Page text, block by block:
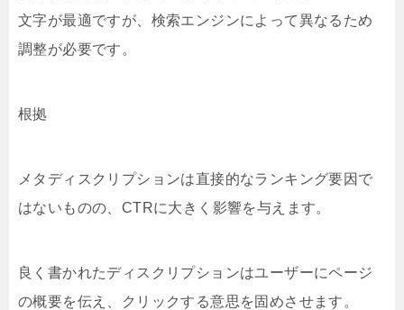
文字が最適ですが、検索エンジンによって異なるため
調整が必要です。
根拠
メタディスクリプションは直接的なランキング要因で
はないものの、CTRに大きく影響を与えます。
良く書かれたディスクリプションはユーザーにページ
の概要を伝え、クリックする意思を固めさせます。